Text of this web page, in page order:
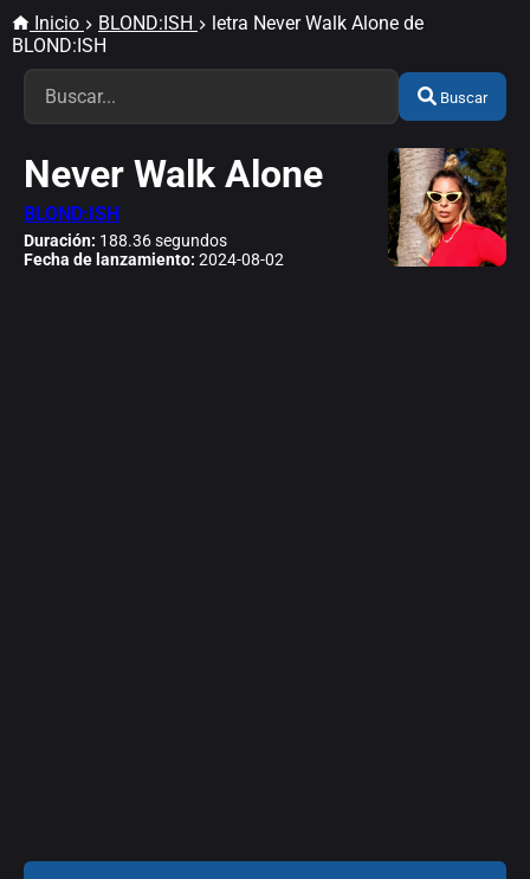
Inicio BLOND:ISH
letra Never Walk Alone de
BLOND:ISH
Buscar
Never Walk Alone
BLOND:ISH
Duración: 188.36 segundos
Fecha de lanzamiento: 2024-08-02